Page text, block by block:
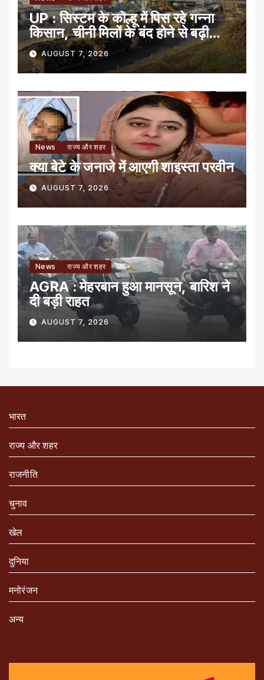
UP : सिस्टम के कोल्हू में पिस रहे गन्ना
किसान, चीनी मिलों के बंद होने से बढ़ी
मुसीबत
AUGUST 7, 2026
News राज्य और शहर
क्या बेटे के जनाजे में आएगी शाइस्ता परवीन
AUGUST 7, 2026
News राज्य और शहर
AGRA : मेहरबान हुआ मानसून, बारिश ने
दी बड़ी राहत
AUGUST 7, 2026
भारत
राज्य और शहर
राजनीति
चुनाव
खेल
दुनिया
मनोरंजन
अन्य